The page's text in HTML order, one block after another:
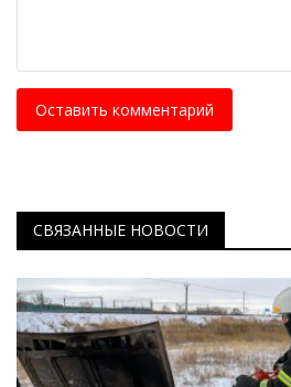
Оставить комментарий
СВЯЗАННЫЕ НОВОСТИ